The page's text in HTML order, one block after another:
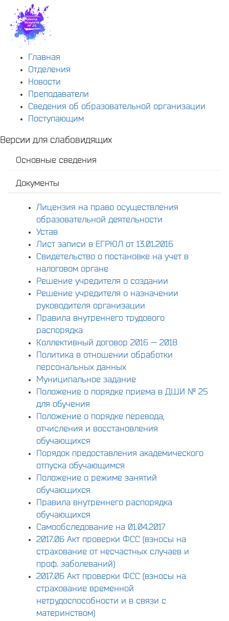
Главная
Отделения
Новости
Преподаватели
Сведения об образовательной организации
Поступающим
Версии для слабовидящих
Основные сведения
Документы
Лицензия на право осуществления
образовательной деятельности
Устав
Лист записи в ЕГРЮЛ от 13.01.2016
Свидетельство о постановке на учет в
налоговом органе
Решение учредителя о создании
Решение учредителя о назначении
руководителя организации
Правила внутреннего трудового
распорядка
Коллективный договор 2016 — 2018
Политика в отношении обработки
персональных данных
Муниципальное задание
Положение о порядке приема в ДШИ № 25
для обучения
Положение о порядке перевода,
отчисления и восстановления
обучающихся
Порядок предоставления академического
отпуска обучающимся
Положение о режиме занятий
обучающихся
Правила внутреннего распорядка
обучающихся
Самообследование на 01.04.2017
2017.06 Акт проверки ФСС (взносы на
страхование от несчастных случаев и
проф. заболеваний)
2017.06 Акт проверки ФСС (взносы на
страхование временной
нетрудоспособности и в связи с
материнством)